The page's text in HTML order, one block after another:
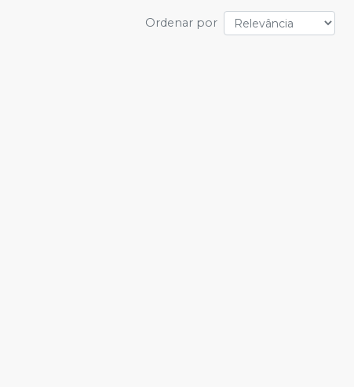
Ordenar por